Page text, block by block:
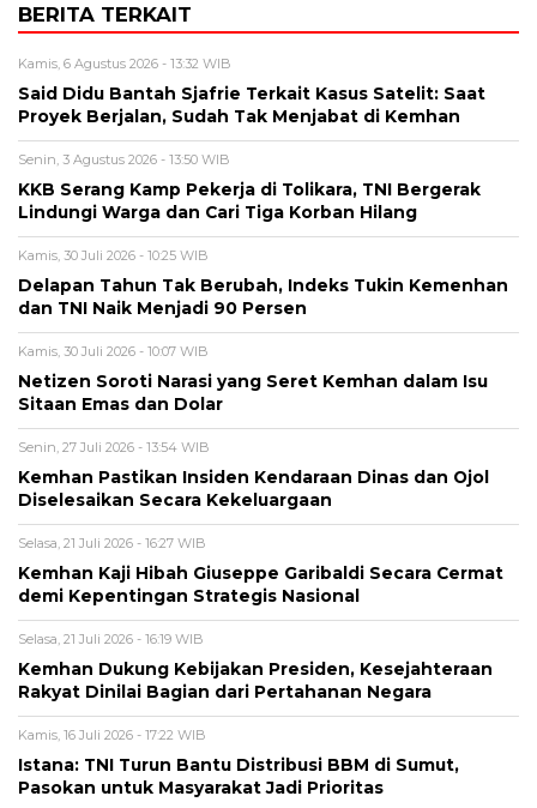
BERITA TERKAIT
Kamis, 6 Agustus 2026 - 13:32 WIB
Said Didu Bantah Sjafrie Terkait Kasus Satelit: Saat
Proyek Berjalan, Sudah Tak Menjabat di Kemhan
Senin, 3 Agustus 2026 - 13:50 WIB
KKB Serang Kamp Pekerja di Tolikara, TNI Bergerak
Lindungi Warga dan Cari Tiga Korban Hilang
Kamis, 30 Juli 2026 - 10:25 WIB
Delapan Tahun Tak Berubah, Indeks Tukin Kemenhan
dan TNI Naik Menjadi 90 Persen
Kamis, 30 Juli 2026 - 10:07 WIB
Netizen Soroti Narasi yang Seret Kemhan dalam Isu
Sitaan Emas dan Dolar
Senin, 27 Juli 2026 - 13:54 WIB
Kemhan Pastikan Insiden Kendaraan Dinas dan Ojol
Diselesaikan Secara Kekeluargaan
Selasa, 21 Juli 2026 - 16:27 WIB
Kemhan Kaji Hibah Giuseppe Garibaldi Secara Cermat
demi Kepentingan Strategis Nasional
Selasa, 21 Juli 2026 - 16:19 WIB
Kemhan Dukung Kebijakan Presiden, Kesejahteraan
Rakyat Dinilai Bagian dari Pertahanan Negara
Kamis, 16 Juli 2026 - 17:22 WIB
Istana: TNI Turun Bantu Distribusi BBM di Sumut,
Pasokan untuk Masyarakat Jadi Prioritas